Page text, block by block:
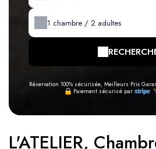
1 chambre /2 adultes
Réservation 100% sécurisée, Meilleurs Prix
Paiement sécurisé par
L'ATELIER,